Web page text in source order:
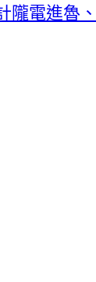
隴電進魯